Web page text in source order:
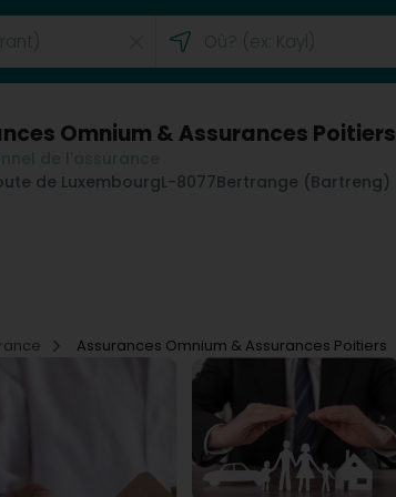
Omnium & Assurances Poitiers
de LuxembourgL-8077Bertrange (Bartreng)
Assurances Omnium & Assurances Poitiers